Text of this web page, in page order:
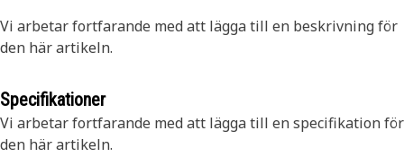
Vi arbetar fortfarande med att lägga till en beskrivning för
den här artikeln.
Specifikationer
Vi arbetar fortfarande med att lägga till en specifikation för
den här artikeln.